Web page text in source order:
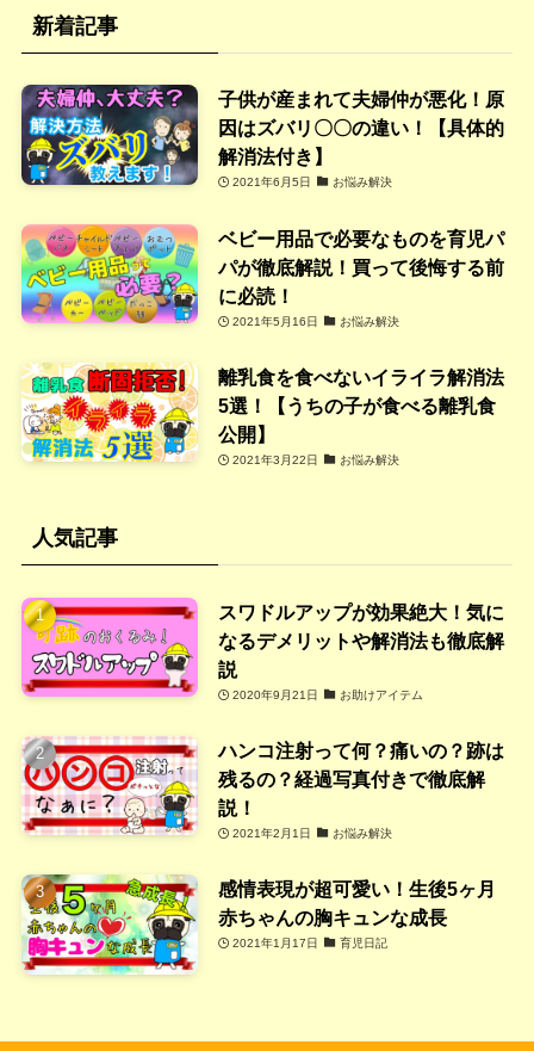
新着記事
子供が産まれて夫婦仲が悪化！原
因はズバリ〇〇の違い！【具体的
解消法付き】
2021年6月5日 お悩み解決
ベビー用品で必要なものを育児パ
パが徹底解説！買って後悔する前
に必読！
2021年5月16日 お悩み解決
離乳食を食べないイライラ解消法
5選！【うちの子が食べる離乳食
公開】
2021年3月22日 お悩み解決
人気記事
スワドルアップが効果絶大！気に
なるデメリットや解消法も徹底解
説
2020年9月21日 お助けアイテム
ハンコ注射って何？痛いの？跡は
残るの？経過写真付きで徹底解
説！
2021年2月1日 お悩み解決
感情表現が超可愛い！生後5ヶ月
赤ちゃんの胸キュンな成長
2021年1月17日 育児日記